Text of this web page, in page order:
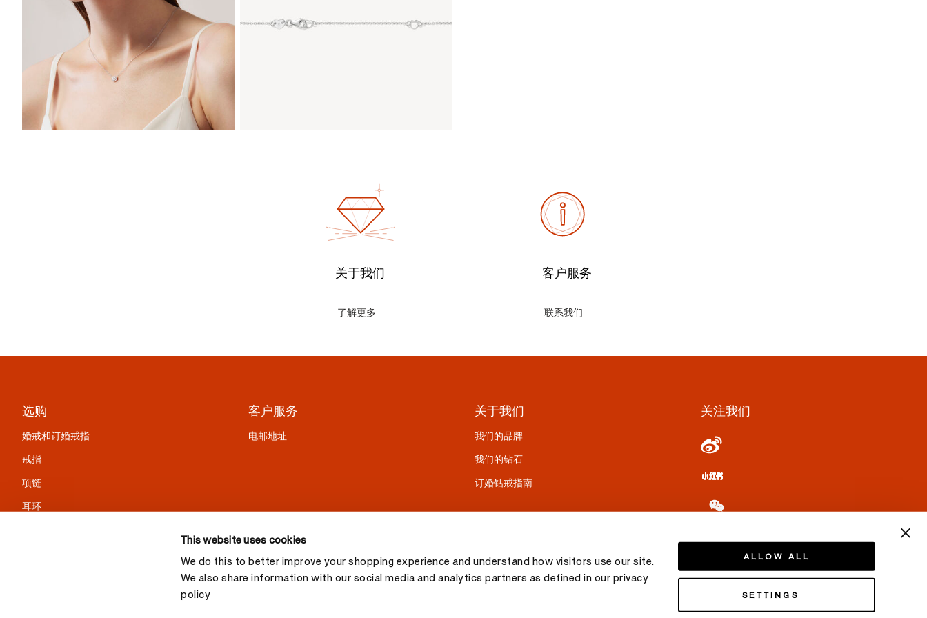
This website uses cookies
We do this to better improve your shopping experience and understand how visitors use our site.
We also share information with our social media and analytics partners as defined in our privacy
policy
ALLOW ALL
SETTINGS
关于我们
了解更多
客户服务
联系我们
选购
婚戒和订婚戒指
戒指
项链
耳环
客户服务
电邮地址
关于我们
我们的品牌
我们的钻石
订婚钻戒指南
关注我们